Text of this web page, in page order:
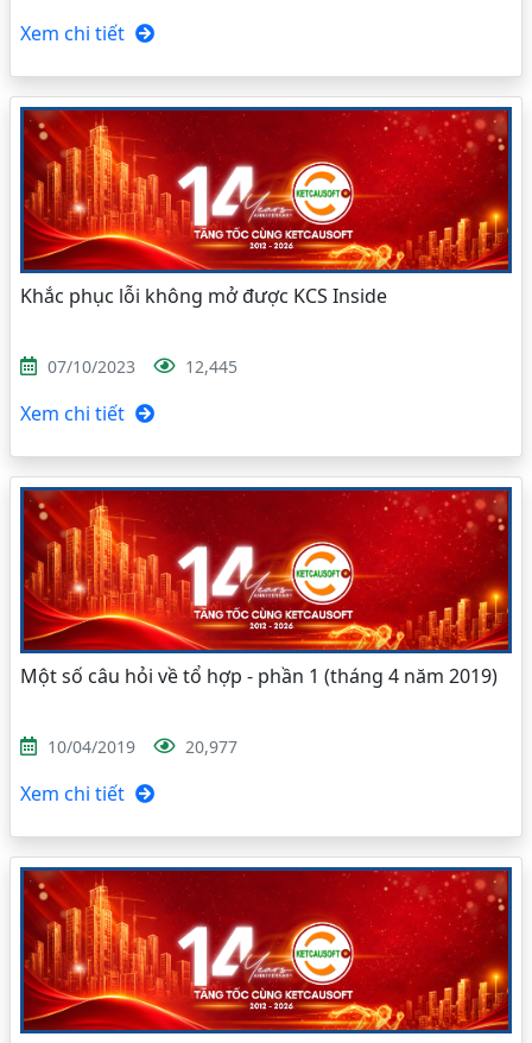
Xem chi tiết
Khắc phục lỗi không mở được KCS Inside
07/10/2023 12,445
Xem chi tiết
Một số câu hỏi về tổ hợp - phần 1 (tháng 4 năm 2019)
10/04/2019 20,977
Xem chi tiết